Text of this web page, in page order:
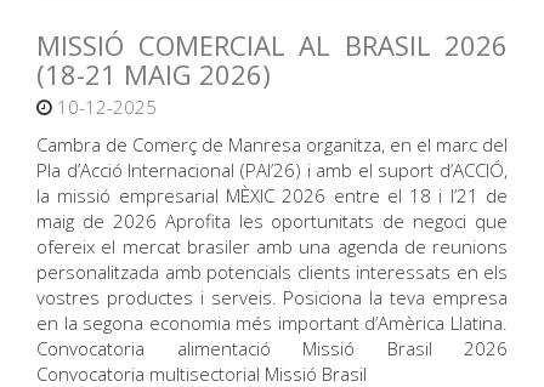
MISSIÓ COMERCIAL AL BRASIL 2026
(18-21 MAIG 2026)
10-12-2025
Cambra de Comerç de Manresa organitza, en el marc del
Pla d’Acció Internacional (PAI’26) i amb el suport d’ACCIÓ,
la missió empresarial MÈXIC 2026 entre el 18 i l’21 de
maig de 2026 Aprofita les oportunitats de negoci que
ofereix el mercat brasiler amb una agenda de reunions
personalitzada amb potencials clients interessats en els
vostres productes i serveis. Posiciona la teva empresa
en la segona economia més important d’Amèrica Llatina.
Convocatoria alimentació Missió Brasil 2026
Convocatoria multisectorial Missió Brasil